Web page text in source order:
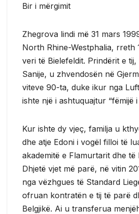
Bir i mërgimit
Zhegrova lindi më 31 mars
North Rhine-Westphalia, rreth
veri të Bielefeldit. Prindërit e tij,
Sanije, u zhvendosën në
viteve 90-ta, duke ikur nga
ishte një i ashtuquajtur “fëmijë i
Kur ishte dy vjeç, familja u
dhe atje Edoni i vogël filloi të
akademitë e Flamurtarit dhe të
Dhjetë vjet më parë, në vitin
nga vëzhgues të Standard
ofruan kontratën e tij të parë
Belgjikë. Ai u transferua